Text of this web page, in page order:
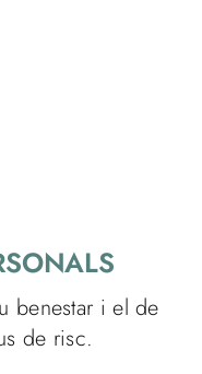
benestar i el de
de risc.